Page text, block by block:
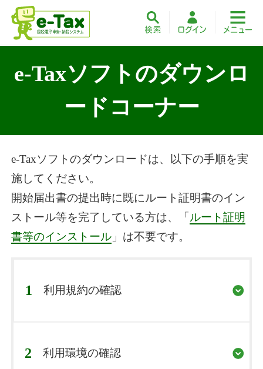
e-Taxソフトのダウンロ
ードコーナー
e-Taxソフトのダウンロードは、以下の手順を実
施してください。
開始届出書の提出時に既にルート証明書のイン
ストール等を完了している方は、「ルート証明
書等のインストール 」は不要です。
1 利用規約の確認
2 利用環境の確認